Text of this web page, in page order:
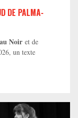
DE PALMA-
Noir et de
un texte